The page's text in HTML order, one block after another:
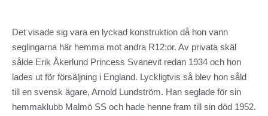
Det visade sig vara en lyckad konstruktion då hon vann
seglingarna här hemma mot andra R12:or. Av privata skäl
sålde Erik Åkerlund Princess Svanevit redan 1934 och hon
lades ut för försäljning i England. Lyckligtvis så blev hon såld
till en svensk ägare, Arnold Lundström. Han seglade för sin
hemmaklubb Malmö SS och hade henne fram till sin död 1952.